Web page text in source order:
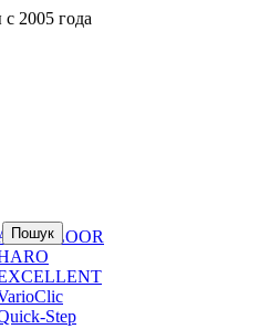
2005 года
Пошук
Step